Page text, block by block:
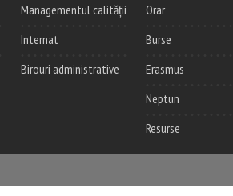
Managementul calității
Internat
Birouri administrative
Orar
Burse
Erasmus
Neptun
Resurse